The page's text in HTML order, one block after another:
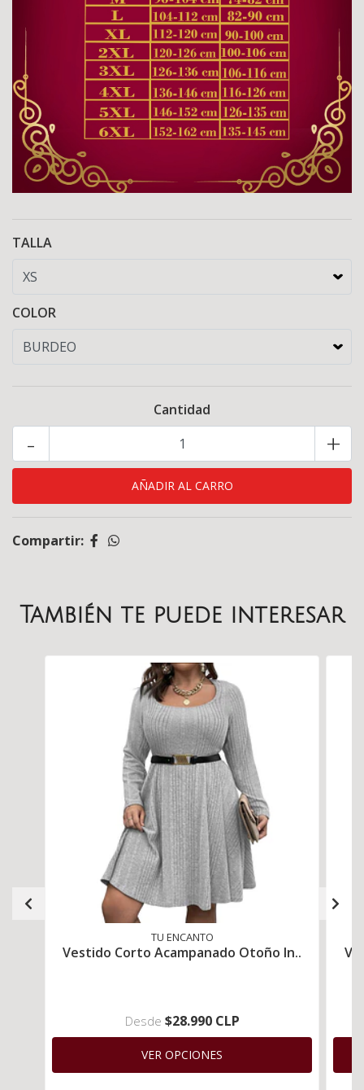
TALLA
COLOR
Cantidad
+
-
Compartir:
También te puede interesar
TU ENCANTO
Vestido Corto Acampanado Otoño In..
Desde $28.990 CLP
VER OPCIONES